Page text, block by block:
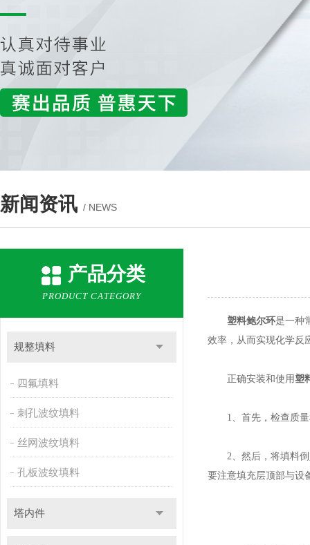
新闻资讯 / NEWS
产品分类
PRODUCT CATEGORY
规整填料
四氟填料
刺孔波纹填料
丝网波纹填料
孔板波纹填料
塔内件
塑料鲍尔环是一种
效率，从而实现化学反
正确安装和使用塑
1、首先，检查质量
2、然后，将填料倒
要注意填充层顶部与设